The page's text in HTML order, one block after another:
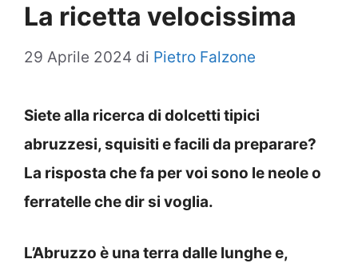
La ricetta velocissima
29 Aprile 2024 di Pietro Falzone
Siete alla ricerca di dolcetti tipici
abruzzesi, squisiti e facili da preparare?
La risposta che fa per voi sono le neole o
ferratelle che dir si voglia.
L’Abruzzo è una terra dalle lunghe e,